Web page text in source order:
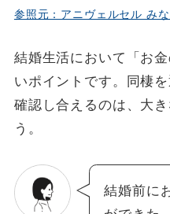
参照元：アニヴェルセル み
結婚生活において「お
いポイントです。同棲
確認し合えるのは、大
う。
結婚前に